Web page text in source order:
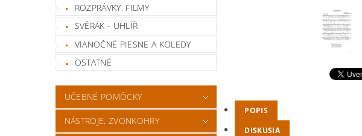
ROZPRÁVKY, FILMY
SVĚRÁK - UHLÍŘ
VIANOČNÉ PIESNE A KOLEDY
OSTATNÉ
UČEBNÉ POMÔCKY
NÁSTROJE, ZVONKOHRY
POPIS
DISKUSIA